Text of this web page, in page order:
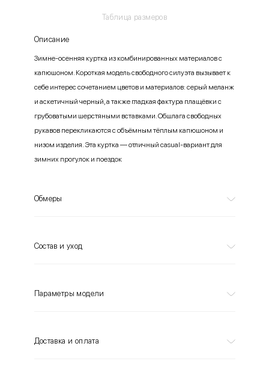
Таблица размеров
Описание
Зимне-осенняя куртка из комбинированных материалов с
капюшоном. Короткая модель свободного силуэта вызывает к
себе интерес сочетанием цветов и материалов: серый меланж
и аскетичный черный, а также гладкая фактура плащёвки с
грубоватыми шерстяными вставками. Обшлага свободных
рукавов перекликаются с объёмным тёплым капюшоном и
низом изделия. Эта куртка — отличный casual-вариант для
зимних прогулок и поездок
Обмеры
Состав и уход
Параметры модели
Доставка и оплата